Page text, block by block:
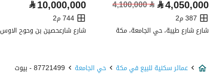
صرف صحي
نعم
هاتف
نعم
⃁4,050,000
⃁
4,100,000
387 م2
شارع شارع طيبة، حي الجامعة، مكة
⃁10,000,000
744 م2
عمائر سكنية للبيع في مكة حي الجامعة 87721499 - بيوت